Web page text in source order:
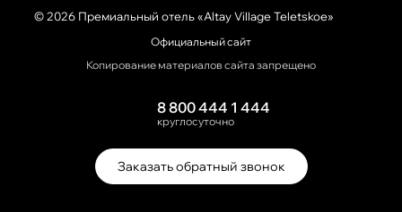
© 2026 Премиальный отель «Altay Village Teletskoe»
Официальный сайт
Копирование материалов сайта запрещено
8 800 444 1 444
круглосуточно
Заказать обратный звонок